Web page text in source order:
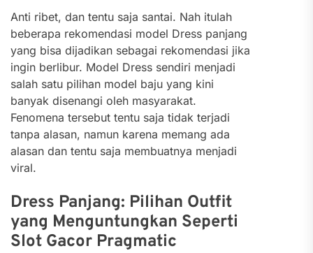
Anti ribet, dan tentu saja santai. Nah itulah
beberapa rekomendasi model Dress panjang
yang bisa dijadikan sebagai rekomendasi jika
ingin berlibur. Model Dress sendiri menjadi
salah satu pilihan model baju yang kini
banyak disenangi oleh masyarakat.
Fenomena tersebut tentu saja tidak terjadi
tanpa alasan, namun karena memang ada
alasan dan tentu saja membuatnya menjadi
viral.
Dress Panjang: Pilihan Outfit
yang Menguntungkan Seperti
Slot Gacor Pragmatic